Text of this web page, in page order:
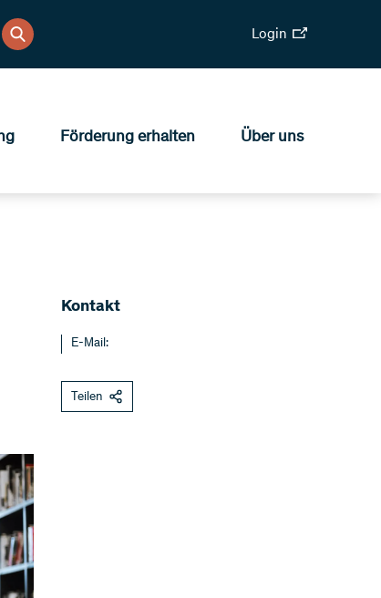
Login
Förderung erhalten Über uns
​​Kontakt
E-Mail:
Teilen